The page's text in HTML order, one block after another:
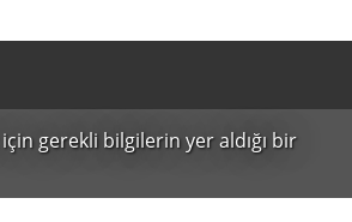
gerekli bilgilerin yer aldığı bir